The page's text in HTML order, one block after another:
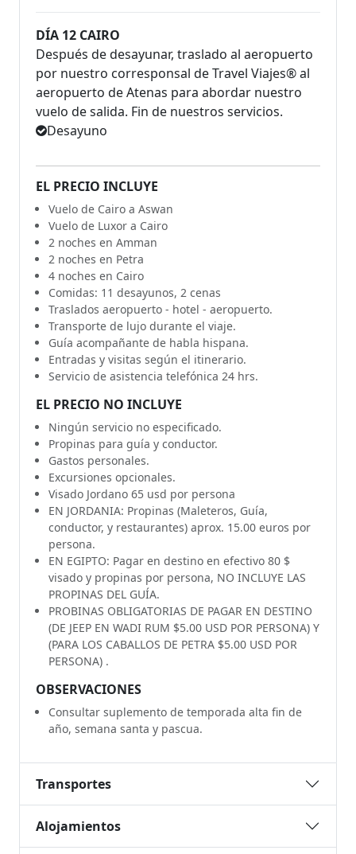
DÍA 12 CAIRO
Después de desayunar, traslado al aeropuerto
por nuestro corresponsal de Travel Viajes® al
aeropuerto de Atenas para abordar nuestro
vuelo de salida. Fin de nuestros servicios.
Desayuno
EL PRECIO INCLUYE
Vuelo de Cairo a Aswan
Vuelo de Luxor a Cairo
2 noches en Amman
2 noches en Petra
4 noches en Cairo
Comidas: 11 desayunos, 2 cenas
Traslados aeropuerto - hotel - aeropuerto.
Transporte de lujo durante el viaje.
Guía acompañante de habla hispana.
Entradas y visitas según el itinerario.
Servicio de asistencia telefónica 24 hrs.
EL PRECIO NO INCLUYE
Ningún servicio no especificado.
Propinas para guía y conductor.
Gastos personales.
Excursiones opcionales.
Visado Jordano 65 usd por persona
EN JORDANIA: Propinas (Maleteros, Guía,
conductor, y restaurantes) aprox. 15.00 euros por
persona.
EN EGIPTO: Pagar en destino en efectivo 80 $
visado y propinas por persona, NO INCLUYE LAS
PROPINAS DEL GUÍA.
PROBINAS OBLIGATORIAS DE PAGAR EN DESTINO
(DE JEEP EN WADI RUM $5.00 USD POR PERSONA) Y
(PARA LOS CABALLOS DE PETRA $5.00 USD POR
PERSONA) .
OBSERVACIONES
Consultar suplemento de temporada alta fin de
año, semana santa y pascua.
Transportes
Alojamientos